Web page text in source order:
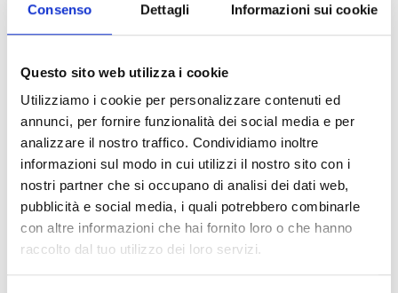
Consenso Dettagli Informazioni sui cookie
Questo sito web utilizza i cookie
Utilizziamo i cookie per personalizzare contenuti ed
annunci, per fornire funzionalità dei social media e per
analizzare il nostro traffico. Condividiamo inoltre
informazioni sul modo in cui utilizzi il nostro sito con i
nostri partner che si occupano di analisi dei dati web,
pubblicità e social media, i quali potrebbero combinarle
con altre informazioni che hai fornito loro o che hanno
raccolto dal tuo utilizzo dei loro servizi.
Accessori Basi EB00 - Materiali(47)
Accessori per test dei rivelatori - Materiali
Documenti
Seleziona tutti
Accedi, prima di scaricare i contenuti con icona
lock
CERCA